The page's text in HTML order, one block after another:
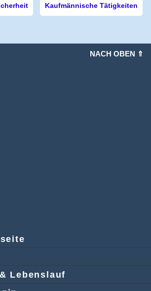
Kaufmännische Tätigkeiten
NACH OBEN ⇑
Lebenslauf